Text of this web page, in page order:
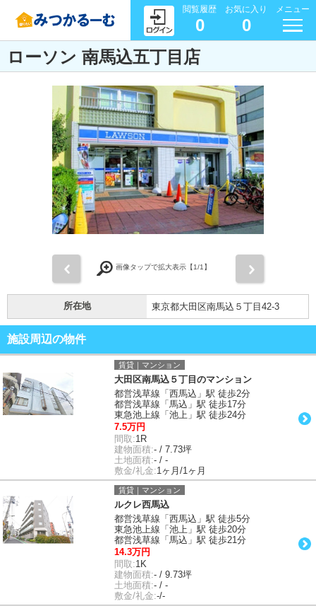
閲覧履歴
0
お気に入り
0
メニュー
ローソン 南馬込五丁目店
画像タップで拡大表示【1/1】
所在地 東京都大田区南馬込５丁目42-3
施設周辺の物件
賃貸｜マンション
大田区南馬込５丁目のマンション
都営浅草線「西馬込」駅 徒歩2分
都営浅草線「馬込」駅 徒歩17分
東急池上線「池上」駅 徒歩24分
7.5万円
間取:1R
建物面積:- / 7.73坪
土地面積:- / -
敷金/礼金:1ヶ月/1ヶ月
賃貸｜マンション
ルクレ西馬込
都営浅草線「西馬込」駅 徒歩5分
東急池上線「池上」駅 徒歩20分
都営浅草線「馬込」駅 徒歩21分
14.3万円
間取:1K
建物面積:- / 9.73坪
土地面積:- / -
敷金/礼金:-/-